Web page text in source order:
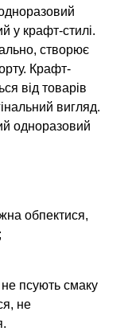
у крафт-стилі.
створює
Крафт-
від товарів
вигляд.
одноразовий
обпектися,
псують смаку
не